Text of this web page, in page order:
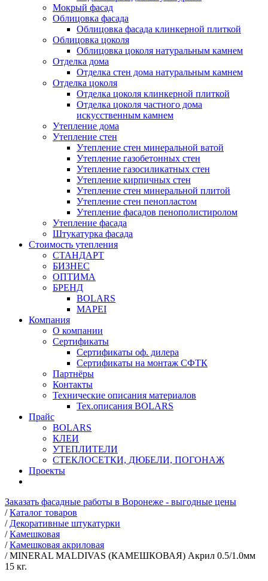
Мокрый фасад
Облицовка фасада
Облицовка фасада клинкерной плиткой
Облицовка цоколя
Облицовка цоколя натуральным камнем
Отделка дома
Отделка стен дома натуральным камнем
Отделка цоколя
Отделка цоколя клинкерной плиткой
Отделка цоколя частного дома
искусственным камнем
Утепление дома
Утепление стен
Утепление стен минеральной ватой
Утепление газобетонных стен
Утепление газосиликатных стен
Утепление кирпичных стен
Утепление стен минеральной плитой
Утепление стен пенопластом
Утепление фасадов пенополистиролом
Утепление фасада
Штукатурка фасада
Стоимость утепления
СТАНДАРТ
БИЗНЕС
ОПТИМА
БРЕНД
BOLARS
MAPEI
Компания
О компании
Сертификаты
Сертификаты оф. дилера
Сертификаты на монтаж СФТК
Партнёры
Контакты
Технические описания материалов
Тех.описания BOLARS
Прайс
BOLARS
КЛЕИ
УТЕПЛИТЕЛИ
СТЕКЛОСЕТКИ, ДЮБЕЛИ, ПОГОНАЖ
Проекты
Заказать фасадные работы в Воронеже - выгодные цены
/ Каталог товаров
/ Декоративные штукатурки
/ Камешковая
/ Камешковая акриловая
/ MINERAL MALDIVAS (КАМЕШКОВАЯ) Акрил 0.5/1.0мм
15 кг.